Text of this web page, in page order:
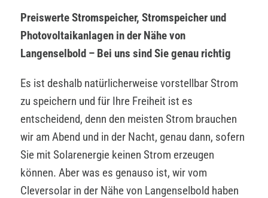
Preiswerte Stromspeicher, Stromspeicher und
Photovoltaikanlagen in der Nähe von
Langenselbold – Bei uns sind Sie genau richtig
Es ist deshalb natürlicherweise vorstellbar Strom
zu speichern und für Ihre Freiheit ist es
entscheidend, denn den meisten Strom brauchen
wir am Abend und in der Nacht, genau dann, sofern
Sie mit Solarenergie keinen Strom erzeugen
können. Aber was es genauso ist, wir vom
Cleversolar in der Nähe von Langenselbold haben